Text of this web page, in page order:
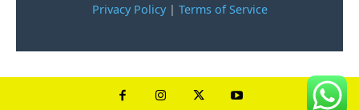
Privacy Policy| Terms of Service